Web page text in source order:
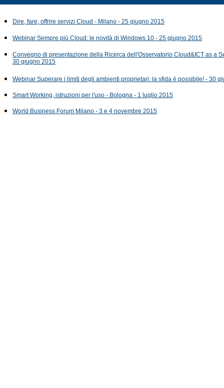
Dire, fare, offrire servizi Cloud - Milano - 25 giugno 2015
Webinar Sempre più Cloud: le novità di Windows 10 - 25 giugno 2015
Convegno di presentazione della Ricerca dell'Osservatorio Cloud&ICT as a
30 giugno 2015
Webinar Superare i limiti degli ambienti proprietari: la sfida è possibile! - 30
Smart Working, istruzioni per l'uso - Bologna - 1 luglio 2015
World Business Forum Milano - 3 e 4 novembre 2015